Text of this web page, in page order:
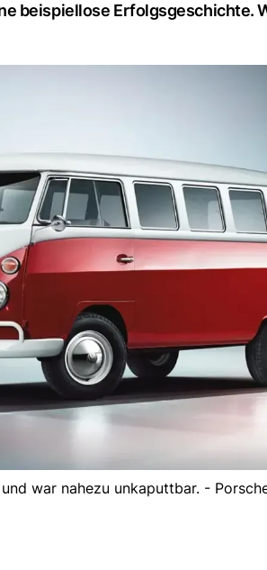
beispiellose Erfolgsgeschichte.
war nahezu unkaputtbar. -